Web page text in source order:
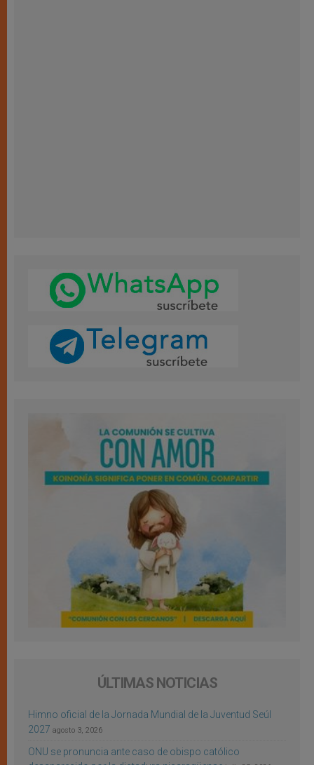
ÚLTIMAS NOTICIAS
Himno oficial de la Jornada Mundial de la Juventud Seúl
2027 agosto 3, 2026
ONU se pronuncia ante caso de obispo católico